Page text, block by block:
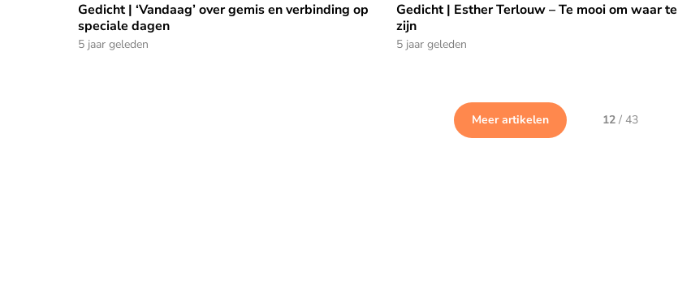
Gedicht | ‘Vandaag’ over gemis en verbinding op speciale dagen
Gedicht | ‘Vandaag’ over gemis en verbinding op
speciale dagen
5 jaar geleden
Gedicht | Esther Terlouw – Te mooi om waar te zijn
Gedicht | Esther Terlouw – Te mooi om waar te
zijn
5 jaar geleden
Meer artikelen 12/ 43